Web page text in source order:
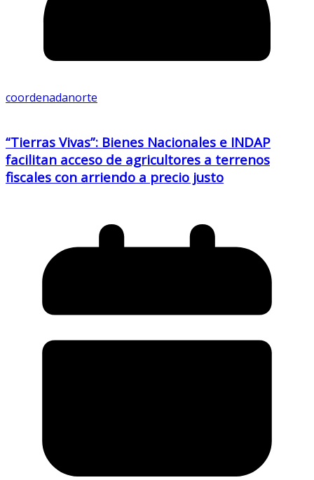
coordenadanorte
“Tierras Vivas”: Bienes Nacionales e INDAP
facilitan acceso de agricultores a terrenos
fiscales con arriendo a precio justo